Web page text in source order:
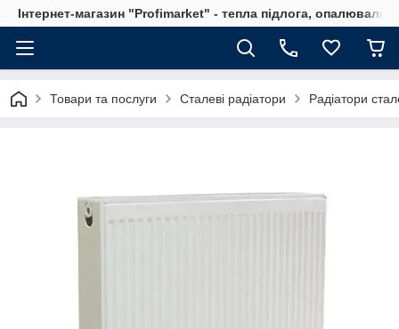
Інтернет-магазин "Profimarket" - тепла підлога,
Товари та послуги Сталеві радіатори Радіатори